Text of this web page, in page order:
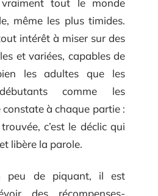
tout le monde
même les plus timides.
intérêt à miser sur des
et variées, capables de
les adultes que les
comme les
constate à chaque partie :
c’est le déclic qui
libère la parole.
peu de piquant, il est
des récompenses-